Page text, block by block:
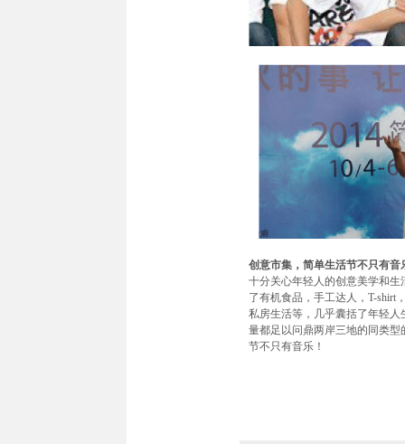
创意市集，简单生活节不只有音
十分关心年轻人的创意美学和
了有机食品，手工达人，T-shirt
私房生活等，几乎囊括了年轻
量都足以问鼎两岸三地的同类
节不只有音乐！